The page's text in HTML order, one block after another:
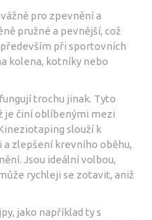
pro zpevnění a
pružné a pevnější, což
při sportovních
kolena, kotníky nebo
trochu jinak. Tyto
je činí oblíbenými mezi
slouží k
zlepšení krevního oběhu,
Jsou ideální volbou,
rychleji se zotavit, aniž
jako například ty s